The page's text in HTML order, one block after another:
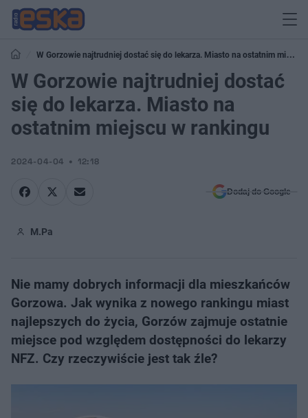
W Gorzowie najtrudniej dostać się do lekarza. Miasto na ostatnim miejscu
w rankingu
W Gorzowie najtrudniej dostać
się do lekarza. Miasto na
ostatnim miejscu w rankingu
2024-04-04 12:18
Dodaj do Google
M.Pa
Nie mamy dobrych informacji dla mieszkańców
Gorzowa. Jak wynika z nowego rankingu miast
najlepszych do życia, Gorzów zajmuje ostatnie
miejsce pod względem dostępności do lekarzy
NFZ. Czy rzeczywiście jest tak źle?